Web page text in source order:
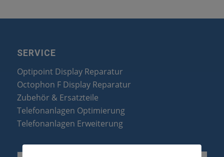
SERVICE
Optipoint Display Reparatur
Octophon F Display Reparatur
Zubehör & Ersatzteile
Telefonanlagen Optimierung
Telefonanlagen Erweiterung